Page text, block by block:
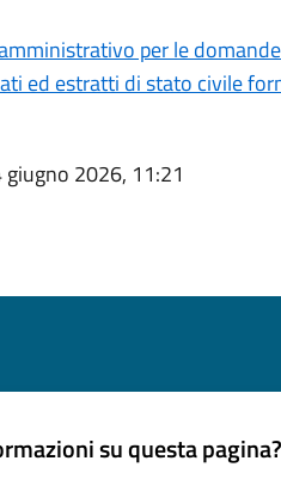
per le
ed estratti di stato civile
giugno 2026, 11:21
su questa pagina?